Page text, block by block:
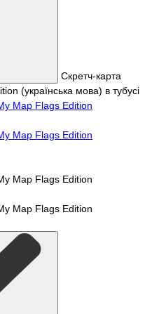
Скретч-карта
(українська мова) в тубусі